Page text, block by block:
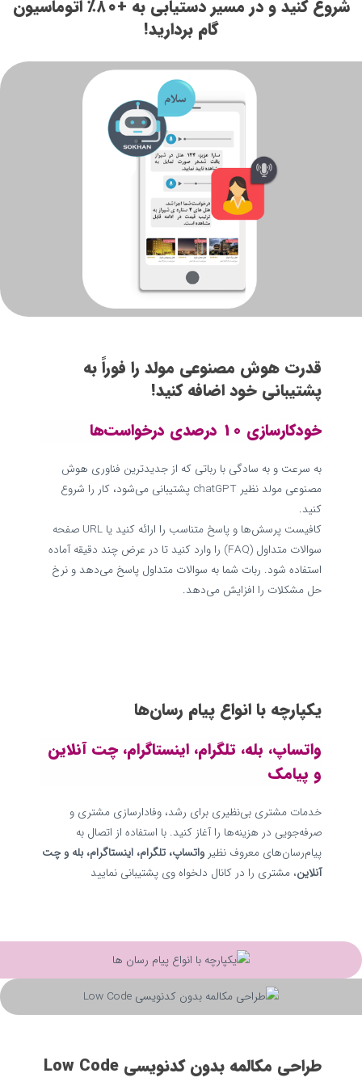
شروع کنید و در مسیر دستیابی به +۸۰٪ اتوماسیون
گام بردارید!
قدرت هوش مصنوعی مولد را فوراً به
پشتیبانی خود اضافه کنید!
خودکارسازی 10 درصدی درخواست‌ها
به سرعت و به سادگی با رباتی که از جدیدترین فناوری هوش
مصنوعی مولد نظیر chatGPT پشتیبانی می‌شود، کار را شروع
کنید.
کافیست پرسش‌ها و پاسخ متناسب را ارائه کنید یا URL صفحه
سوالات متداول (FAQ) را وارد کنید تا در عرض چند دقیقه آماده
استفاده شود. ربات شما به سوالات متداول پاسخ می‌دهد و نرخ
حل مشکلات را افزایش می‌دهد.
یکپارچه با انواع پیام رسان‌ها
واتساپ، بله، تلگرام، اینستاگرام، چت آنلاین
و پیامک
خدمات مشتری بی‌نظیری برای رشد، وفادارسازی مشتری و
صرفه‌جویی در هزینه‌ها را آغاز کنید. با استفاده از اتصال به
پیام‌رسان‌های معروف نظیر واتساپ، تلگرام، اینستاگرام، بله و چت
آنلاین، مشتری را در کانال دلخواه وی پشتیبانی نمایید
طراحی مکالمه بدون کدنویسی Low Code